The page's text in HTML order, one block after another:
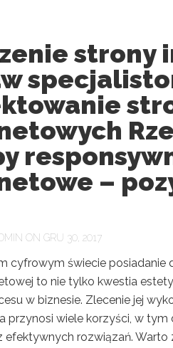
strony
–
ON GRU 30, 2017
cyfrowym świecie posiadanie
to nie tylko kwestia
w biznesie. Zlecenie jej
przynosi wiele korzyści, w
efektywnych rozwiązań. Warto